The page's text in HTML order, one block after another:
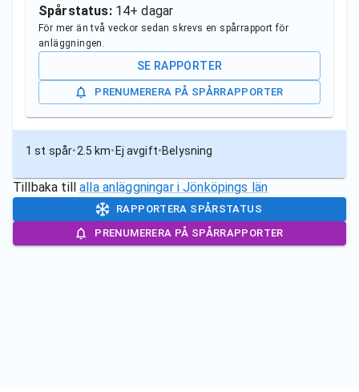
Spårstatus: 14+ dagar
För mer än två veckor sedan skrevs en spårrapport för
anläggningen.
SE RAPPORTER
PRENUMERERA PÅ SPÅRRAPPORTER
1 st spår•2.5 km• Ej avgift•Belysning
Tillbaka till alla anläggningar iJönköpings län
RAPPORTERA SPÅRSTATUS
PRENUMERERA PÅ SPÅRRAPPORTER